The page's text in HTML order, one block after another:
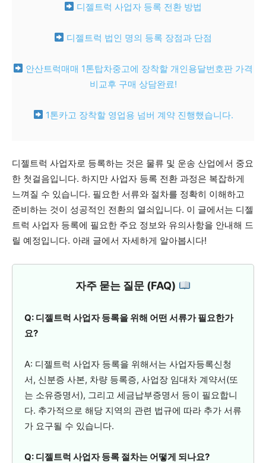
디젤트럭 사업자 등록 전환 방법
디젤트럭 법인 명의 등록 장점과 단점
안산트럭매매 1톤탑차중고에 장착할 개인용달번호판 가격
비교후 구매 상담완료!
1톤카고 장착할 영업용 넘버 계약 진행했습니다.
디젤트럭 사업자로 등록하는 것은 물류 및 운송 산업에서 중요
한 첫걸음입니다. 하지만 사업자 등록 전환 과정은 복잡하게
느껴질 수 있습니다. 필요한 서류와 절차를 정확히 이해하고
준비하는 것이 성공적인 전환의 열쇠입니다. 이 글에서는 디젤
트럭 사업자 등록에 필요한 주요 정보와 유의사항을 안내해 드
릴 예정입니다. 아래 글에서 자세하게 알아봅시다!
자주 묻는 질문 (FAQ)
Q: 디젤트럭 사업자 등록을 위해 어떤 서류가 필요한가
요?
A: 디젤트럭 사업자 등록을 위해서는 사업자등록신청
서, 신분증 사본, 차량 등록증, 사업장 임대차 계약서(또
는 소유증명서), 그리고 세금납부증명서 등이 필요합니
다. 추가적으로 해당 지역의 관련 법규에 따라 추가 서류
가 요구될 수 있습니다.
Q: 디젤트럭 사업자 등록 절차는 어떻게 되나요?